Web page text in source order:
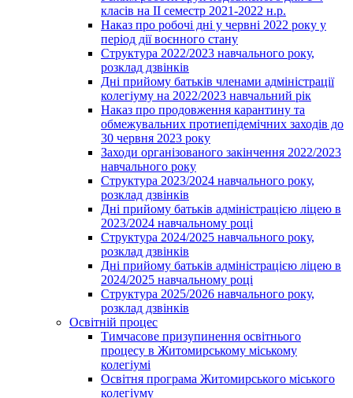
класів на ІІ семестр 2021-2022 н.р.
Наказ про робочі дні у червні 2022 року у
період дії воєнного стану
Структура 2022/2023 навчального року,
розклад дзвінків
Дні прийому батьків членами адміністрації
колегіуму на 2022/2023 навчальний рік
Наказ про продовження карантину та
обмежувальних протиепідемічних заходів до
30 червня 2023 року
Заходи організованого закінчення 2022/2023
навчального року
Структура 2023/2024 навчального року,
розклад дзвінків
Дні прийому батьків адміністрацією ліцею в
2023/2024 навчальному році
Структура 2024/2025 навчального року,
розклад дзвінків
Дні прийому батьків адміністрацією ліцею в
2024/2025 навчальному році
Структура 2025/2026 навчального року,
розклад дзвінків
Освітній процес
Тимчасове призупинення освітнього
процесу в Житомирському міському
колегіумі
Освітня програма Житомирського міського
колегіуму